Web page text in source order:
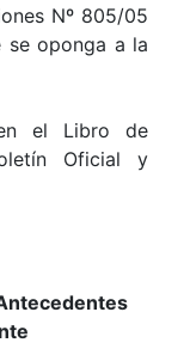
Nº 805/05
oponga a la
el Libro de
Oficial y